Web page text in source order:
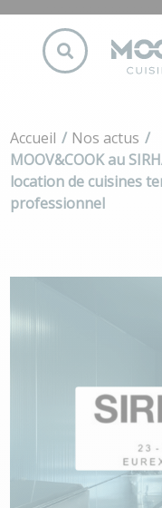
Accueil
Nos actus
MOOV&COOK au
location de cuisines
professionnel